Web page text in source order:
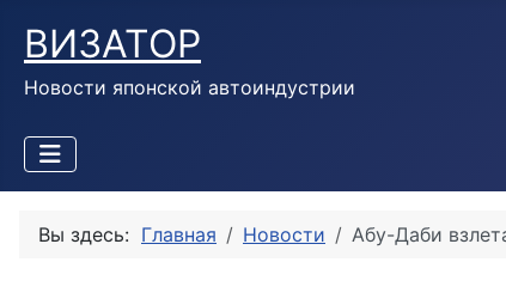
ВИЗАТОР
Новости японской автоиндустрии
Вы здесь: Главная Новости Абу-Даби